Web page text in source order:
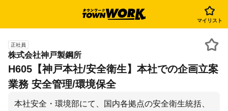
マイリスト
正社員
株式会社神戸製鋼所
H605【神戸本社/安全衛生】本社での企画立案
業務 安全管理/環境保全
本社安全・環境部にて、国内各拠点の安全衛生統括、